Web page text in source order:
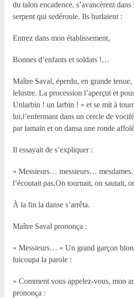
du talon encadence, s’avancèrent
serpent qui sedéroule. Ils hurlaient :
Entrez dans mon établissement,
Bonnes d’enfants et soldats !…
Maître Saval, éperdu, en grande tenue,
lelustre. La procession l’aperçut et
Unlarbin ! un larbin ! » et se mit à
lui,l’enfermant dans un cercle de
par lamain et on dansa une ronde
Il essayait de s’expliquer :
« Messieurs… messieurs…
l’écoutait pas.On tournait, on sautait,
À la fin la danse s’arrêta.
Maître Saval prononça :
« Messieurs… » Un grand garçon
luicoupa la parole :
« Comment vous appelez-vous, mon
prononça :